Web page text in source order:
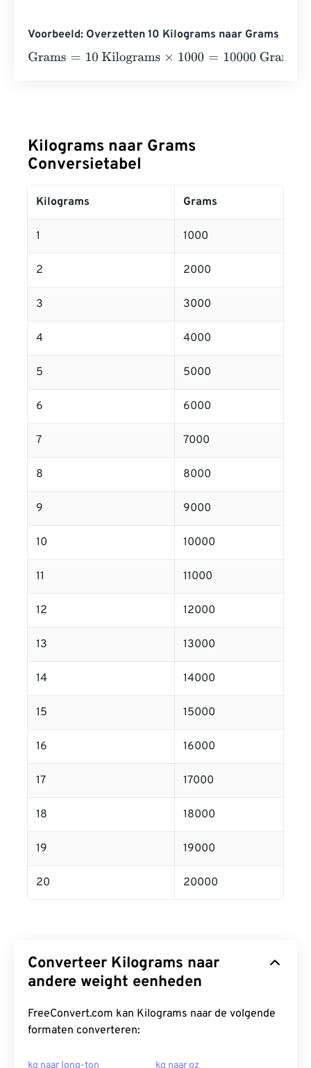
Voorbeeld: Overzetten 10 Kilograms naar Grams
Grams= 10 Kilograms×1000 =10000 Grams
Kilograms naar Grams
Conversietabel
Kilograms Grams
1 1000
2 2000
3 3000
4 4000
5 5000
6 6000
7 7000
8 8000
9 9000
10 10000
11 11000
12 12000
13 13000
14 14000
15 15000
16 16000
17 17000
18 18000
19 19000
20 20000
Converteer Kilograms naar
andere weight eenheden
FreeConvert.com kan Kilograms naar de volgende
formaten converteren:
kg naar long-ton kg naar oz